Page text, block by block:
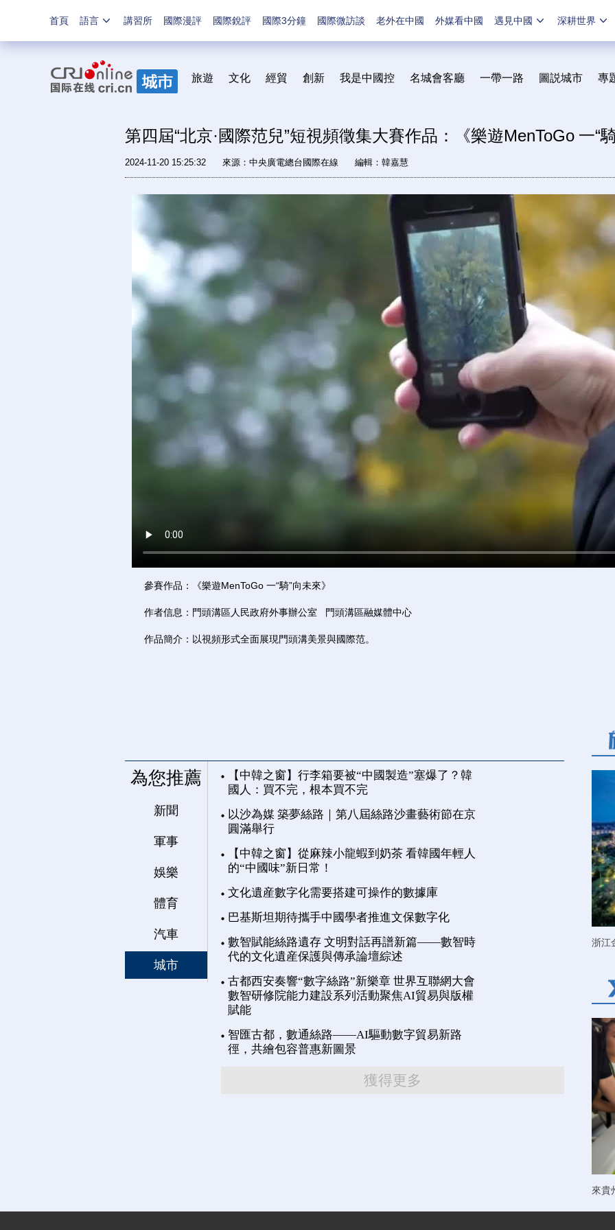
首頁 語言 講習所 國際漫評 國際銳評 國際3分鐘 國際微訪談 老外在中國 外媒看中國 遇見中國 深耕世界
旅遊 文化 經貿 創新 我是中國控 名城會客廳 一帶一路 圖説城市 專
第四屆“北京·國際范兒”短視頻徵集大賽作品：《樂遊MenToGo 一“
2024-11-20 15:25:32 來源：中央廣電總台國際在線 編輯：韓嘉慧
參賽作品：《樂遊MenToGo 一“騎”向未來》
作者信息：門頭溝區人民政府外事辦公室 門頭溝區融媒體中心
作品簡介：以視頻形式全面展現門頭溝美景與國際范。
為您推薦
新聞
軍事
娛樂
體育
汽車
城市
【中韓之窗】行李箱要被“中國製造”塞爆了？韓
國人：買不完，根本買不完
以沙為媒 築夢絲路｜第八屆絲路沙畫藝術節在京
圓滿舉行
【中韓之窗】從麻辣小龍蝦到奶茶 看韓國年輕人
的“中國味”新日常！
文化遺産數字化需要搭建可操作的數據庫
巴基斯坦期待攜手中國學者推進文保數字化
數智賦能絲路遺存 文明對話再譜新篇——數智時
代的文化遺産保護與傳承論壇綜述
古都西安奏響“數字絲路”新樂章 世界互聯網大會
數智研修院能力建設系列活動聚焦AI貿易與版權
賦能
智匯古都，數通絲路——AI驅動數字貿易新路
徑，共繪包容普惠新圖景
獲得更多
浙江
來貴